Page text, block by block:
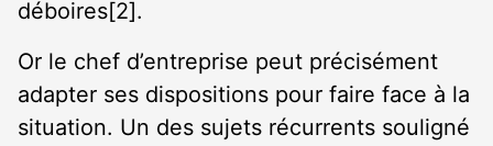
déboires[2].
Or le chef d’entreprise peut précisément
adapter ses dispositions pour faire face à la
situation. Un des sujets récurrents souligné